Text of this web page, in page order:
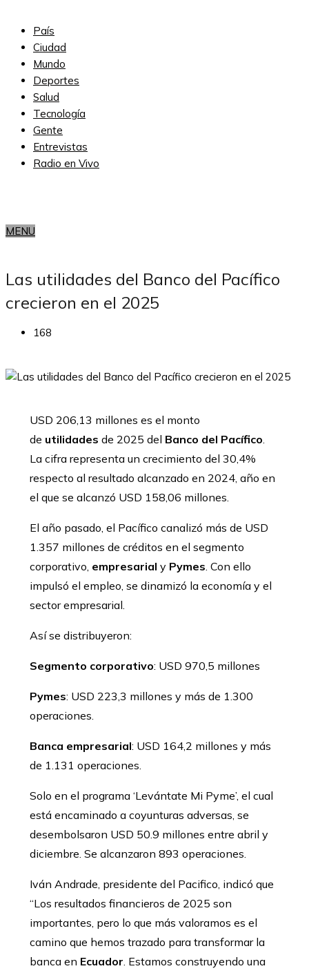
País
Ciudad
Mundo
Deportes
Salud
Tecnología
Gente
Entrevistas
Radio en Vivo
MENU
Las utilidades del Banco del Pacífico
crecieron en el 2025
168
USD 206,13 millones es el monto
de utilidades de 2025 del Banco del Pacífico.
La cifra representa un crecimiento del 30,4%
respecto al resultado alcanzado en 2024, año en
el que se alcanzó USD 158,06 millones.
El año pasado, el Pacífico canalizó más de USD
1.357 millones de créditos en el segmento
corporativo, empresarial y Pymes. Con ello
impulsó el empleo, se dinamizó la economía y el
sector empresarial.
Así se distribuyeron:
Segmento corporativo: USD 970,5 millones
Pymes: USD 223,3 millones y más de 1.300
operaciones.
Banca empresarial: USD 164,2 millones y más
de 1.131 operaciones.
Solo en el programa ‘Levántate Mi Pyme’, el cual
está encaminado a coyunturas adversas, se
desembolsaron USD 50.9 millones entre abril y
diciembre. Se alcanzaron 893 operaciones.
Iván Andrade, presidente del Pacifico, indicó que
“Los resultados financieros de 2025 son
importantes, pero lo que más valoramos es el
camino que hemos trazado para transformar la
banca en Ecuador. Estamos construyendo una